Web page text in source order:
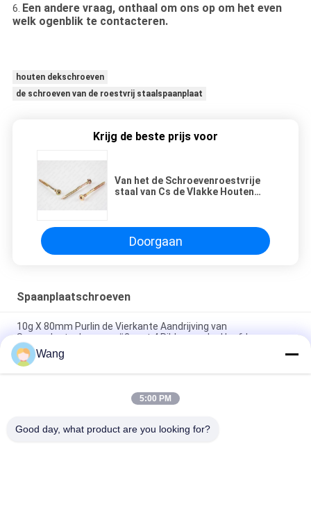
6. Een andere vraag, onthaal om ons op om het even
welk ogenblik te contacteren.
houten dekschroeven
de schroeven van de roestvrij staalspaanplaat
Krijg de beste prijs voor
Van het de Schroevenroestvrije
staal van Cs de Vlakke Houten
Doorgaan
Spaanplaatschroeven
10g X 80mm Purlin de Vierkante Aandrijving van
Spaanplaatschroeven #2 met 4 Ribben onder Hoofd
Steraandrijving Verzonken Hoofd met Deklaag van Ruspert
van 6 het Dekschroeven van de Bonenversiering de Groene
Het dubbel Verzonken Hoofdpozi-van het Doelschroeven van
Wang
5:00 PM
Good day, what product are you looking for?